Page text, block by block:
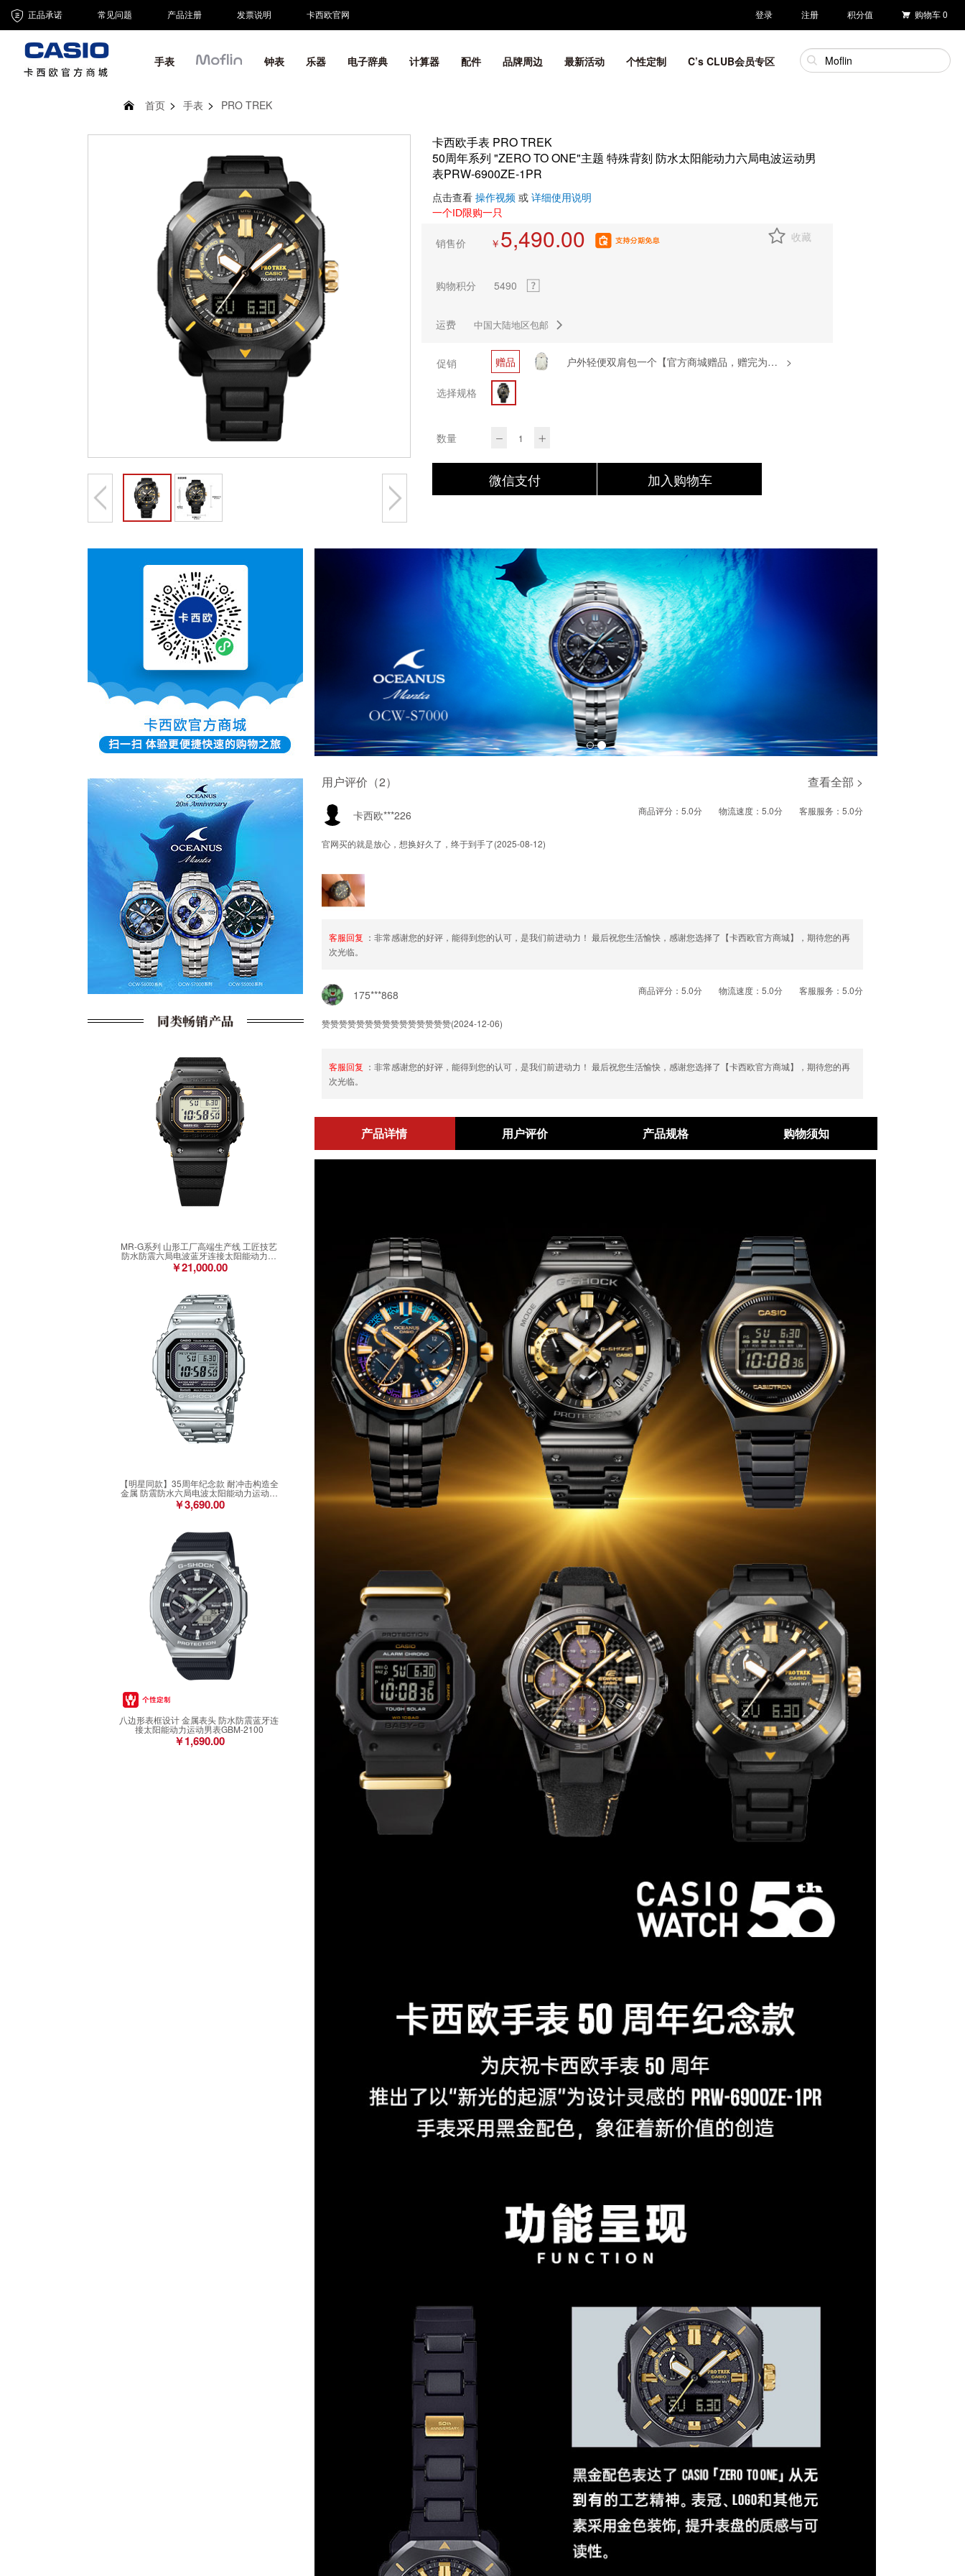
正品承诺 常见问题 产品注册 发票说明 卡西欧官网 登录 注册 积分值 购物车0
手表 钟表 乐器 电子辞典 计算器 配件 品牌周边 最新活动 个性定制 C’s CLUB会员专区
首页 手表 PRO TREK
卡西欧手表 PRO TREK
50周年系列 "ZERO TO ONE"主题 特殊背刻 防水太阳能动力六局电波运动男
表PRW-6900ZE-1PR
点击查看 操作视频 或 详细使用说明
一个ID限购一只
销售价 ￥ 5,490.00 收藏
购物积分 5490
运费 中国大陆地区包邮
促销 赠品 户外轻便双肩包一个【官方商城赠品，赠完为止】 >
选择规格
数量
微信支付 加入购物车
MR-G系列 山形工厂高端生产线 工匠技艺
防水防震六局电波蓝牙连接太阳能动力男
表MRG-B5000R-1DR
￥21,000.00
【明星同款】35周年纪念款 耐冲击构造全
金属 防震防水六局电波太阳能动力运动男
表GMW-B5000D-1PRN
￥3,690.00
八边形表框设计 金属表头 防水防震蓝牙连
接太阳能动力运动男表GBM-2100
￥1,690.00
用户评价（2） 查看全部 >
卡西欧***226 商品评分：5.0分 物流速度：5.0分 客服服务：5.0分
官网买的就是放心，想换好久了，终于到手了(2025-08-12)
客服回复 ：非常感谢您的好评，能得到您的认可，是我们前进动力！ 最后祝您生活愉快，感谢您选择了【卡西欧官方商城】，期待您的再
次光临。
175***868 商品评分：5.0分 物流速度：5.0分 客服服务：5.0分
赞赞赞赞赞赞赞赞赞赞赞赞赞赞赞(2024-12-06)
客服回复 ：非常感谢您的好评，能得到您的认可，是我们前进动力！ 最后祝您生活愉快，感谢您选择了【卡西欧官方商城】，期待您的再
次光临。
产品详情 用户评价 产品规格 购物须知